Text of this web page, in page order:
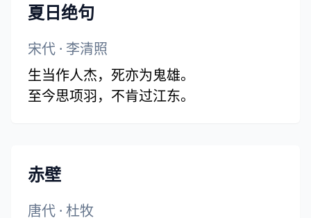
夏日绝句
宋代 · 李清照
生当作人杰，死亦为鬼雄。
至今思项羽，不肯过江东。
赤壁
唐代 · 杜牧